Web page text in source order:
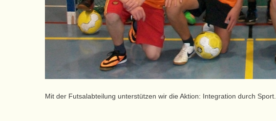
Mit der Futsalabteilung unterstützen wir die Aktion: Integration durch Sport.